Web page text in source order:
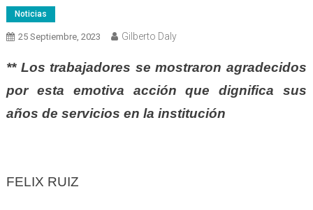
Noticias
25 Septiembre, 2023 Gilberto Daly
** Los trabajadores se mostraron agradecidos
por esta emotiva acción que dignifica sus
años de servicios en la institución
FELIX RUIZ